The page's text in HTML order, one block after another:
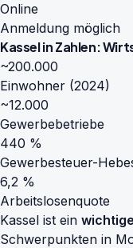
Online
Anmeldung möglich
Kassel in Zahlen:
~200.000
Einwohner (2024)
~12.000
Gewerbebetriebe
440 %
Gewerbesteuer-
6,2 %
Arbeitslosenquote
Kassel ist ein
Schwerpunkten in